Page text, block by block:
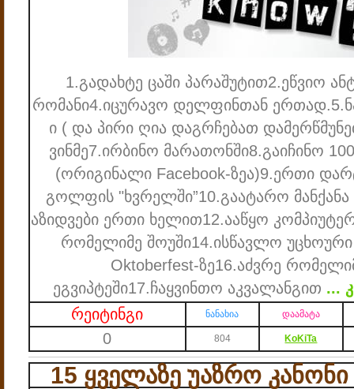
1.გადახტე ცაში პარაშუტით2.ეწვიო
რომანი4.იცურავო დელფინთან ერთად.
ი ( და პირი ღია დაგრჩებათ
ვინმე7.ირბინო მარათონში8.გაიჩინო
(ორიგინალი Facebook-ზეა)9.ერთი
გოლფის "ხვრელში”10.გაატარო მანქანა
აზიდვები ერთი ხელით12.ააწყო
რომელიმე შოუში14.ისწავლო უცხოური
Oktoberfest-ზე16.აძვრე
ეგვიპტეში17.ჩაყვინთო აკვალანგით ...
რეიტინგი
ნანახია დაამატა
0 804 KoKiTa
15 ყველაზე უაზრო კანონი